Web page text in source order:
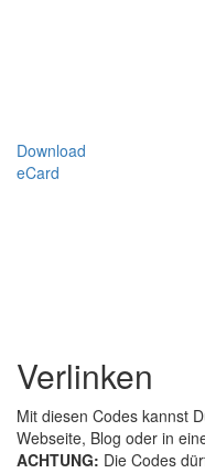
Download
eCard
Verlinken
Mit diesen Codes kannst
Webseite, Blog oder in
ACHTUNG: Die Codes